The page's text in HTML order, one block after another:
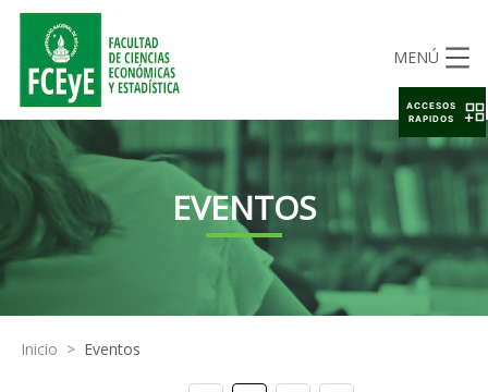
MENÚ
EVENTOS
Inicio > Eventos
ACCESOS
RAPIDOS